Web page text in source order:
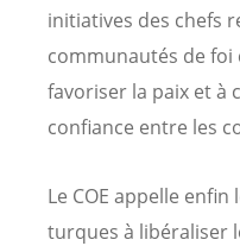
initiatives des chefs
communautés de foi
favoriser la paix et à
confiance entre les
Le COE appelle
turques à libéraliser